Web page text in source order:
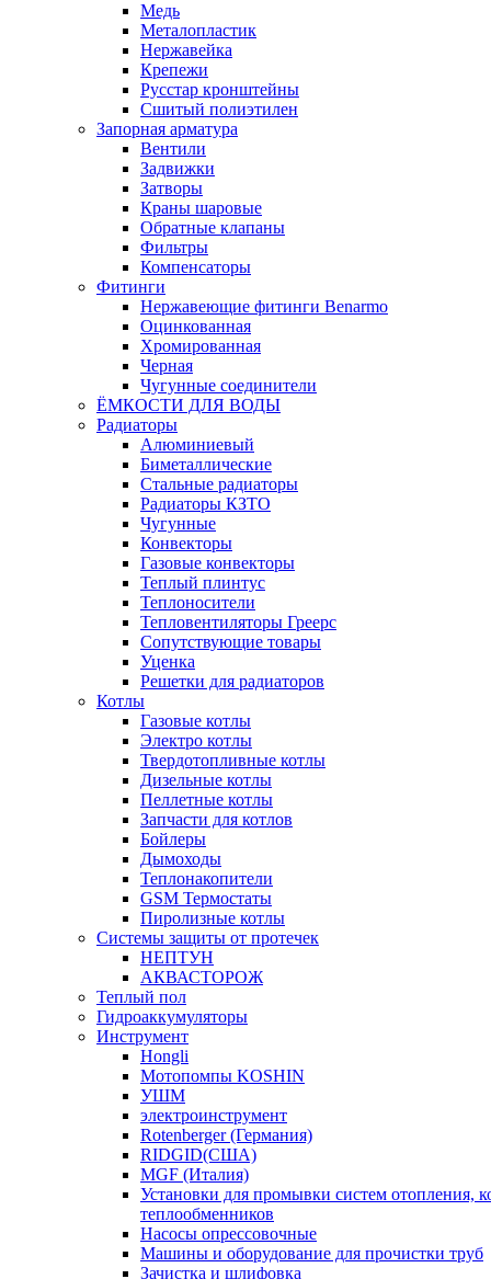
Медь
Металопластик
Нержавейка
Крепежи
Русстар кронштейны
Сшитый полиэтилен
Запорная арматура
Вентили
Задвижки
Затворы
Краны шаровые
Обратные клапаны
Фильтры
Компенсаторы
Фитинги
Нержавеющие фитинги Benarmo
Оцинкованная
Хромированная
Черная
Чугунные соединители
ЁМКОСТИ ДЛЯ ВОДЫ
Радиаторы
Алюминиевый
Биметаллические
Стальные радиаторы
Радиаторы КЗТО
Чугунные
Конвекторы
Газовые конвекторы
Теплый плинтус
Теплоносители
Тепловентиляторы Греерс
Сопутствующие товары
Уценка
Решетки для радиаторов
Котлы
Газовые котлы
Электро котлы
Твердотопливные котлы
Дизельные котлы
Пеллетные котлы
Запчасти для котлов
Бойлеры
Дымоходы
Теплонакопители
GSM Термостаты
Пиролизные котлы
Системы защиты от протечек
НЕПТУН
АКВАСТОРОЖ
Теплый пол
Гидроаккумуляторы
Инструмент
Hongli
Мотопомпы KOSHIN
УШМ
электроинструмент
Rotenberger (Германия)
RIDGID(США)
MGF (Италия)
Установки для промывки систем отопления,
теплообменников
Насосы опрессовочные
Машины и оборудование для прочистки труб
Зачистка и шлифовка